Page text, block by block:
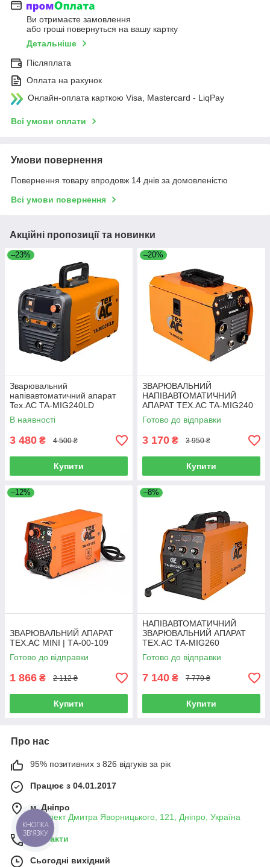
Ви отримаєте замовлення
або гроші повернуться на вашу картку
Детальніше
Післяплата
Оплата на рахунок
Онлайн-оплата карткою Visa, Mastercard - LiqPay
Всі умови оплати
Умови повернення
Повернення товару впродовж 14 днів за домовленістю
Всі умови повернення
Акційні пропозиції та новинки
–23%
Зварювальний
напівавтоматичний апарат
Tex.AC TA-MIG240LD
В наявності
3 480 ₴ 4 500 ₴
Купити
–20%
ЗВАРЮВАЛЬНИЙ
НАПІВАВТОМАТИЧНИЙ
АПАРАТ TEX.AC TA-MIG240
Готово до відправки
3 170 ₴ 3 950 ₴
Купити
–12%
ЗВАРЮВАЛЬНИЙ АПАРАТ
TEX.AC MINI | ТА-00-109
Готово до відправки
1 866 ₴ 2 112 ₴
Купити
–8%
НАПІВАВТОМАТИЧНИЙ
ЗВАРЮВАЛЬНИЙ АПАРАТ
TEX.AC ТА-MIG260
Готово до відправки
7 140 ₴ 7 779 ₴
Купити
Про нас
95% позитивних з 826 відгуків за рік
Працює з 04.01.2017
м. Дніпро
проспект Дмитра Яворницького, 121, Дніпро, Україна
Контакти
Сьогодні вихідний
КНОПКА
ЗВ'ЯЗКУ